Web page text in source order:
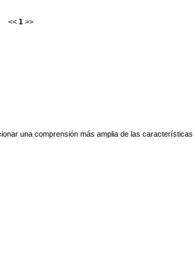
<< 1 >>
una comprensión más amplia de las